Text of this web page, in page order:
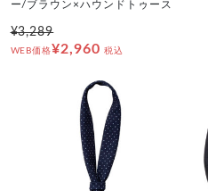
ー/ブラウン×ハウンドトゥース
¥3,289
WEB価格¥2,960 税込